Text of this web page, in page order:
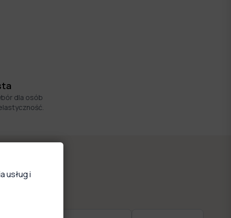
dla osób
usług i